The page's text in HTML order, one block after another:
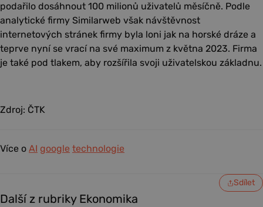
podařilo dosáhnout 100 milionů uživatelů měsíčně. Podle
analytické firmy Similarweb však návštěvnost
internetových stránek firmy byla loni jak na horské dráze a
teprve nyní se vrací na své maximum z května 2023. Firma
je také pod tlakem, aby rozšířila svoji uživatelskou základnu.
Zdroj: ČTK
Více o AI google technologie
Sdílet
Další z rubriky Ekonomika